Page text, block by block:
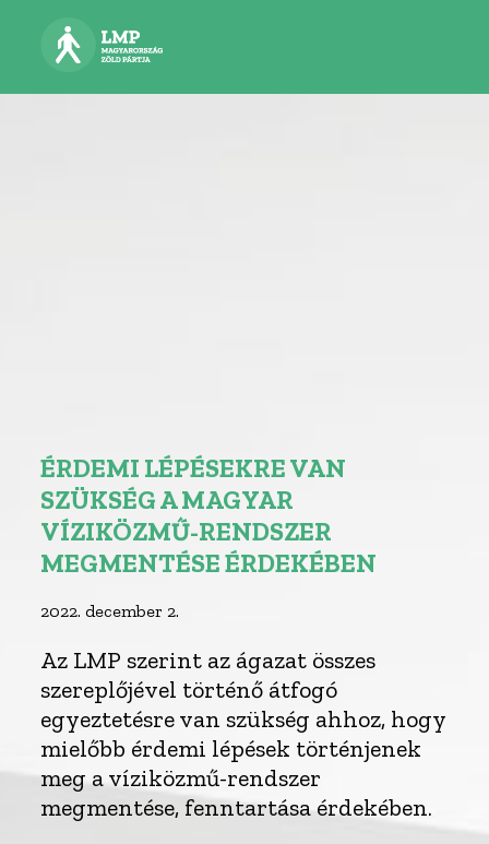
ÉRDEMI LÉPÉSEKRE VAN
SZÜKSÉG A MAGYAR
VÍZIKÖZMŰ-RENDSZER
MEGMENTÉSE ÉRDEKÉBEN
2022. december 2.
Az LMP szerint az ágazat összes
szereplőjével történő átfogó
egyeztetésre van szükség ahhoz, hogy
mielőbb érdemi lépések történjenek
meg a víziközmű-rendszer
megmentése, fenntartása érdekében.